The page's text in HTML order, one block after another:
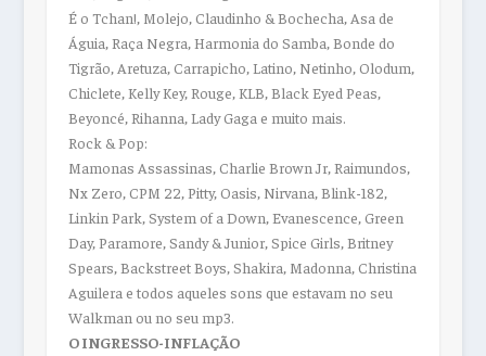
É o Tchan!, Molejo, Claudinho & Bochecha, Asa de
Águia, Raça Negra, Harmonia do Samba, Bonde do
Tigrão, Aretuza, Carrapicho, Latino, Netinho, Olodum,
Chiclete, Kelly Key, Rouge, KLB, Black Eyed Peas,
Beyoncé, Rihanna, Lady Gaga e muito mais.
Rock & Pop:
Mamonas Assassinas, Charlie Brown Jr, Raimundos,
Nx Zero, CPM 22, Pitty, Oasis, Nirvana, Blink-182,
Linkin Park, System of a Down, Evanescence, Green
Day, Paramore, Sandy & Junior, Spice Girls, Britney
Spears, Backstreet Boys, Shakira, Madonna, Christina
Aguilera e todos aqueles sons que estavam no seu
Walkman ou no seu mp3.
O INGRESSO-INFLAÇÃO